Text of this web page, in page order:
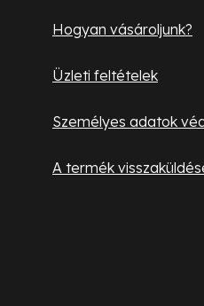
Hogyan vásároljunk?
Üzleti feltételek
Személyes adatok
A termék